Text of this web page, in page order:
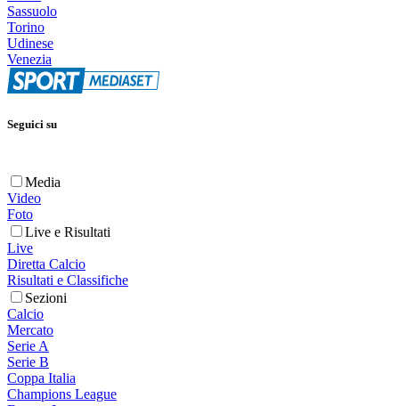
Sassuolo
Torino
Udinese
Venezia
Seguici su
Media
Video
Foto
Live e Risultati
Live
Diretta Calcio
Risultati e Classifiche
Sezioni
Calcio
Mercato
Serie A
Serie B
Coppa Italia
Champions League